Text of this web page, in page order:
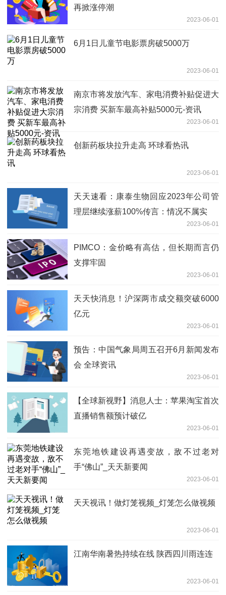
再掀涨停潮
2023-06-01
6月1日儿童节电影票房破5000万
2023-06-01
南京市将发放汽车、家电消费补贴促进大
宗消费 买新车最高补贴5000元-资讯
2023-06-01
创新药板块拉升走高 环球看热讯
2023-06-01
天天速看：康泰生物回应2023年公司管
理层继续涨薪100%传言：情况不属实
2023-06-01
PIMCO：金价略有高估，但长期而言仍
支撑牢固
2023-06-01
天天快消息！沪深两市成交额突破6000
亿元
2023-06-01
预告：中国气象局周五召开6月新闻发布
会 全球资讯
2023-06-01
【全球新视野】消息人士：苹果淘宝首次
直播销售额预计破亿
2023-06-01
东莞地铁建设再遇变故，敌不过老对
手“佛山”_天天新要闻
2023-06-01
天天视讯！做灯笼视频_灯笼怎么做视频
2023-06-01
江南华南暑热持续在线 陕西四川雨连连
2023-06-01